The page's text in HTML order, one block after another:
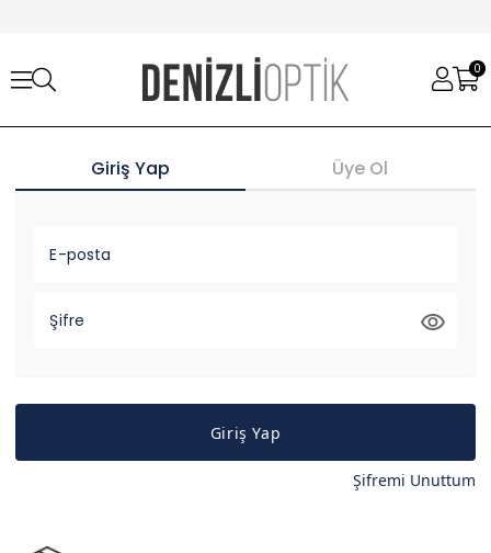
0
Giriş Yap Üye Ol
E-posta
Şifre
Giriş Yap
Şifremi Unuttum